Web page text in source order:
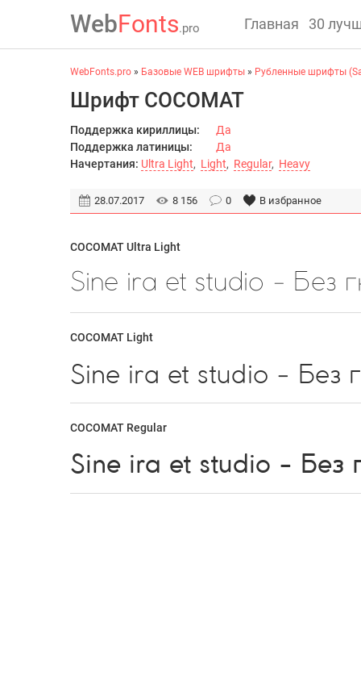
WebFonts.pro Главная 30
WebFonts.pro » Базовые WEB шрифты » Рубленные шрифты
Шрифт COCOMAT
Поддержка кириллицы:
Да
Поддержка латиницы:
Да
Начертания: Ultra Light, Light, Regular, Heavy
28.07.2017 8 156 0 В избранное
COCOMAT Ultra Light
COCOMAT Light
COCOMAT Regular